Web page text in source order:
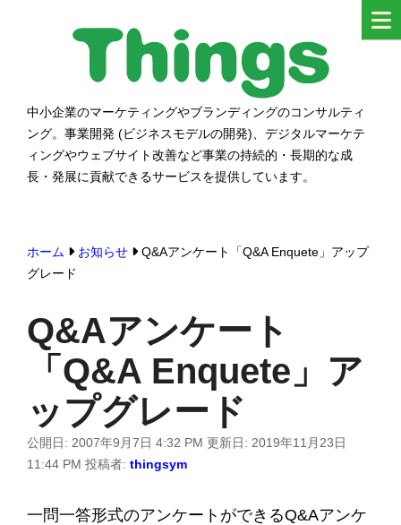
シングス
中小企業のマーケティングやブランディングのコンサルティ
ング。事業開発 (ビジネスモデルの開発)、デジタルマーケテ
ィングやウェブサイト改善など事業の持続的・長期的な成
長・発展に貢献できるサービスを提供しています。
ホーム お知らせ
Q&Aアンケート「Q&A Enquete」アップ
グレード
Q&Aアンケート
「Q&A Enquete」ア
ップグレード
公開日: 2007年9月7日 4:32 PM 更新日: 2019年11月23日
11:44 PM 投稿者: thingsym
一問一答形式のアンケートができるQ&Aアンケ